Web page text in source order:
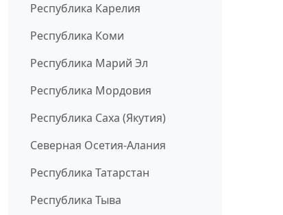
Республика Карелия
Республика Коми
Республика Марий Эл
Республика Мордовия
Республика Саха (Якутия)
Северная Осетия-Алания
Республика Татарстан
Республика Тыва